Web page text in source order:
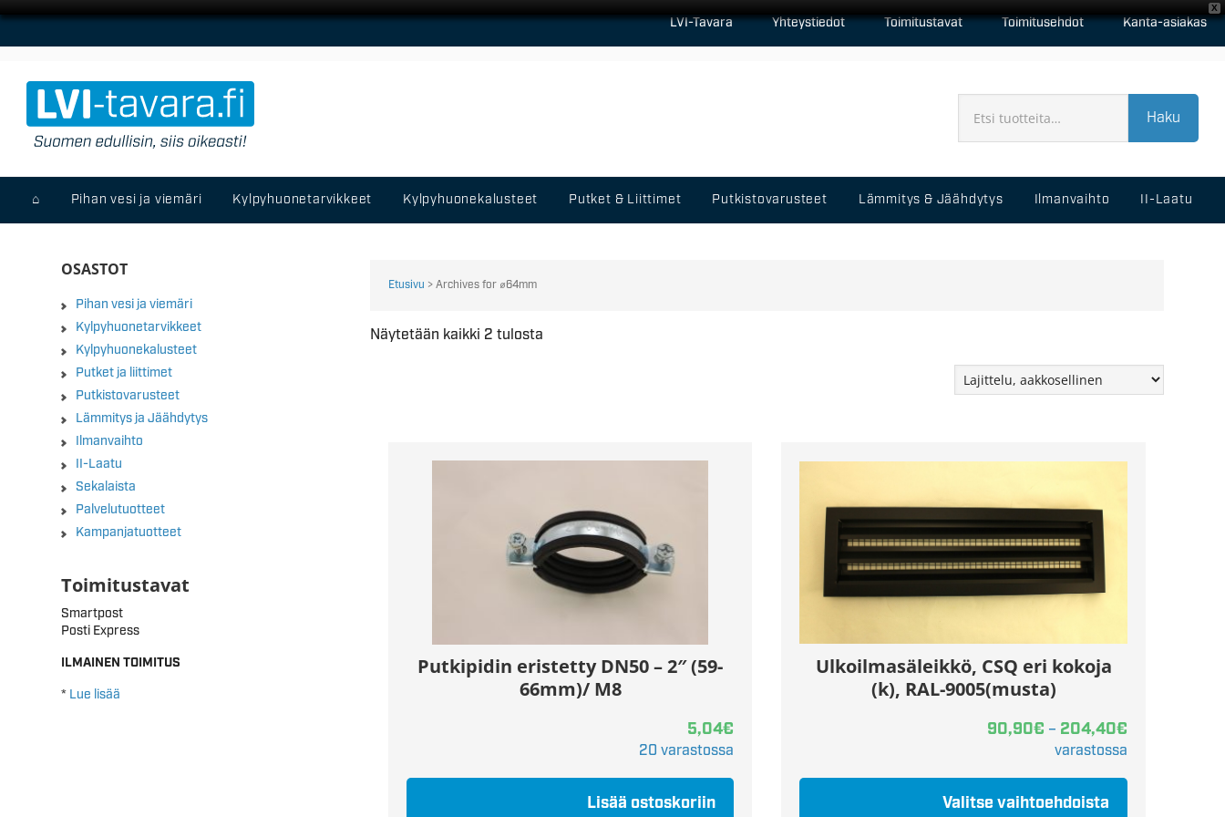
X
LVI-Tavara Yhteystiedot Toimitustavat Toimitusehdot Kanta-asiakas
Haku
⌂ Pihan vesi ja viemäri Kylpyhuonetarvikkeet Kylpyhuonekalusteet Putket & Liittimet Putkistovarusteet Lämmitys & Jäähdytys Ilmanvaihto II-Laatu
Etusivu > Archives for ⌀64mm
Näytetään kaikki 2 tulosta
Putkipidin eristetty DN50 – 2″ (59-
66mm)/ M8
5,04€
20 varastossa
Lisää ostoskoriin
Ulkoilmasäleikkö, CSQ eri kokoja
(k), RAL-9005(musta)
90,90€ – 204,40€
varastossa
Valitse vaihtoehdoista
OSASTOT
Pihan vesi ja viemäri
Kylpyhuonetarvikkeet
Kylpyhuonekalusteet
Putket ja liittimet
Putkistovarusteet
Lämmitys ja Jäähdytys
Ilmanvaihto
II-Laatu
Sekalaista
Palvelutuotteet
Kampanjatuotteet
Toimitustavat
Smartpost
Posti Express
ILMAINEN TOIMITUS
* Lue lisää